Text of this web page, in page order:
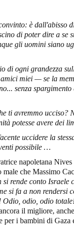
è dall'abisso
di poter dire a se
gli uomini siano
di ogni grandezza
miei — se la
senza
ti avremmo ucciso?
potesse avere dei
uccidere la
possibile …
napoletana
che Massimo
rende conto
si fa a non rendersi
odio, odio
il migliore,
i bambini di Gaza